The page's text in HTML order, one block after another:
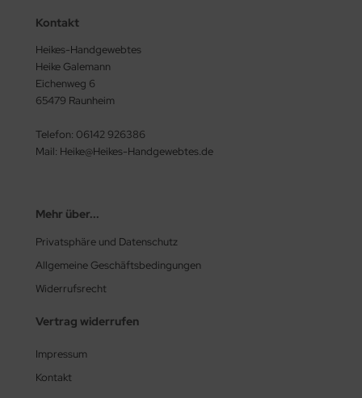
Kontakt
Heikes-Handgewebtes
Heike Galemann
Eichenweg 6
65479 Raunheim
Telefon: 06142 926386
Mail: Heike@Heikes-Handgewebtes.de
Mehr über...
Privatsphäre und Datenschutz
Allgemeine Geschäftsbedingungen
Widerrufsrecht
Vertrag widerrufen
Impressum
Kontakt